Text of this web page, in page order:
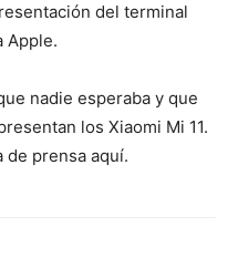
del terminal
Apple.
nadie esperaba y que
los Xiaomi Mi 11.
de prensa aquí.